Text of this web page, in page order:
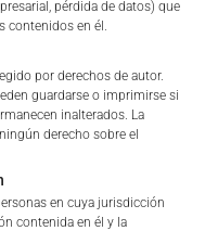
pérdida de datos) que
contenidos en él.
por derechos de autor.
guardarse o imprimirse si
inalterados. La
derecho sobre el
en cuya jurisdicción
contenida en él y la
Markets acoge
la AEVM
la iniciativa de la
países a los
UE A partir del 31 de